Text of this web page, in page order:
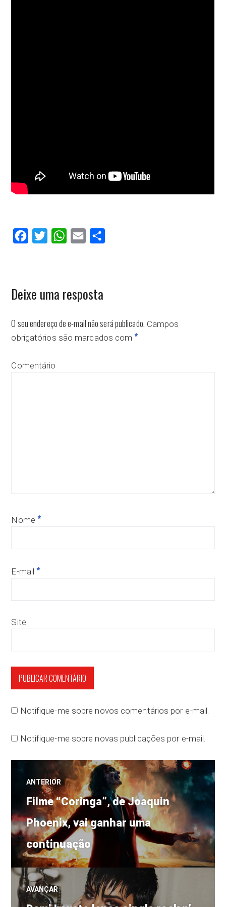
FacebookTwitter WhatsApp
Email
Deixe uma resposta
O seu endereço de e-mail não será publicado. Campos
obrigatórios são marcados com *
Comentário
Nome *
E-mail *
Site
Notifique-me sobre novos comentários por e-mail.
Notifique-me sobre novas publicações por e-mail.
Navegação
de
Post
ANTERIOR
Post
anterior:
Filme “Coringa”, de Joaquin
Phoenix, vai ganhar uma
continuação
AVANÇAR